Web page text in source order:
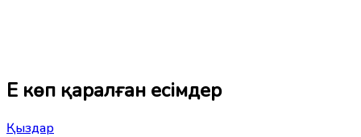
Ең көп қаралған есімдер
Қыздар